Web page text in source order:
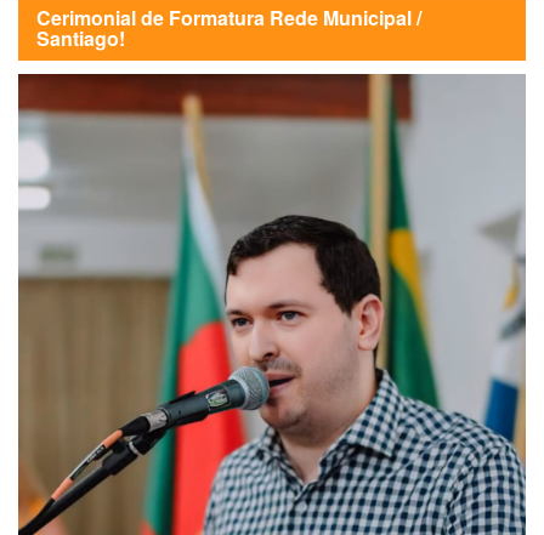
Cerimonial de Formatura Rede Municipal /
Santiago!